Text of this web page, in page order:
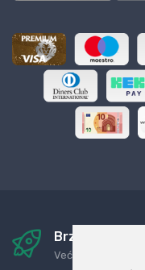
Brza i sigurna
Već za nekoliko